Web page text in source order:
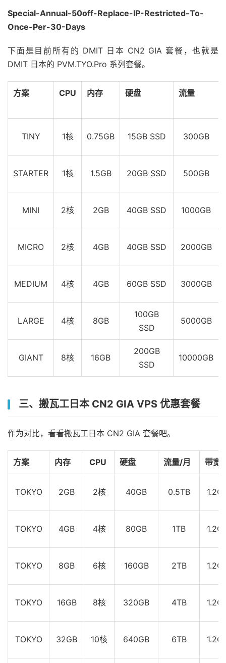
Special-Annual-50off-Replace-IP-Restricted-To-
Once-Per-30-Days
下面是目前所有的 DMIT 日本 CN2 GIA 套餐，也就是
DMIT 日本的 PVM.TYO.Pro 系列套餐。
方案 CPU 内存 硬盘 流量
TINY 1核 0.75GB 15GB SSD 300GB
STARTER 1核 1.5GB 20GB SSD 500GB
MINI 2核 2GB 40GB SSD 1000GB
MICRO 2核 4GB 40GB SSD 2000GB
MEDIUM 4核 4GB 60GB SSD 3000GB
LARGE 4核 8GB
100GB
SSD
5000GB
GIANT 8核 16GB
200GB
SSD
10000GB
三、搬瓦工日本 CN2 GIA VPS 优惠套餐
作为对比，看看搬瓦工日本 CN2 GIA 套餐吧。
方案 内存 CPU 硬盘 流量/月 带宽
TOKYO 2GB 2核 40GB 0.5TB
TOKYO 4GB 4核 80GB 1TB
TOKYO 8GB 6核 160GB 2TB
TOKYO 16GB 8核 320GB 4TB
TOKYO 32GB 10核 640GB 6TB